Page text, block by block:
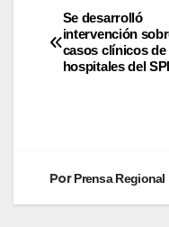
Se desarrolló
intervención
casos clínicos de
hospitales del
PorPrensa Regional